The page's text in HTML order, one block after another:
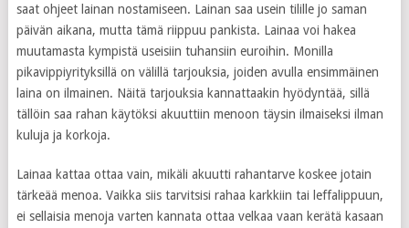
saat ohjeet lainan nostamiseen. Lainan saa usein tilille jo saman
päivän aikana, mutta tämä riippuu pankista. Lainaa voi hakea
muutamasta kympistä useisiin tuhansiin euroihin. Monilla
pikavippiyrityksillä on välillä tarjouksia, joiden avulla ensimmäinen
laina on ilmainen. Näitä tarjouksia kannattaakin hyödyntää, sillä
tällöin saa rahan käytöksi akuuttiin menoon täysin ilmaiseksi ilman
kuluja ja korkoja.
Lainaa kattaa ottaa vain, mikäli akuutti rahantarve koskee jotain
tärkeää menoa. Vaikka siis tarvitsisi rahaa karkkiin tai leffalippuun,
ei sellaisia menoja varten kannata ottaa velkaa vaan kerätä kasaan